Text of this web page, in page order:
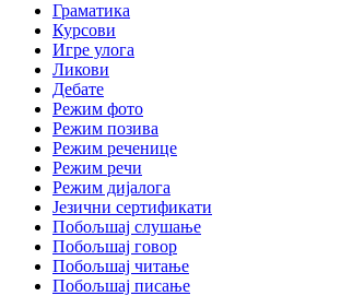
Граматика
Курсови
Игре улога
Ликови
Дебате
Режим фото
Режим позива
Режим реченице
Режим речи
Режим дијалога
Језични сертификати
Побољшај слушање
Побољшај говор
Побољшај читање
Побољшај писање